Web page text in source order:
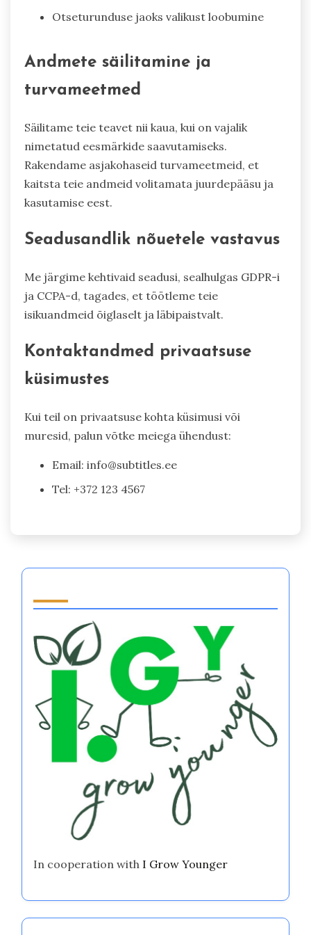
Otseturunduse jaoks valikust loobumine
Andmete säilitamine ja
turvameetmed
Säilitame teie teavet nii kaua, kui on vajalik
nimetatud eesmärkide saavutamiseks.
Rakendame asjakohaseid turvameetmeid, et
kaitsta teie andmeid volitamata juurdepääsu ja
kasutamise eest.
Seadusandlik nõuetele vastavus
Me järgime kehtivaid seadusi, sealhulgas GDPR-i
ja CCPA-d, tagades, et töötleme teie
isikuandmeid õiglaselt ja läbipaistvalt.
Kontaktandmed privaatsuse
küsimustes
Kui teil on privaatsuse kohta küsimusi või
muresid, palun võtke meiega ühendust:
Email: info@subtitles.ee
Tel: +372 123 4567
In cooperation with I Grow Younger